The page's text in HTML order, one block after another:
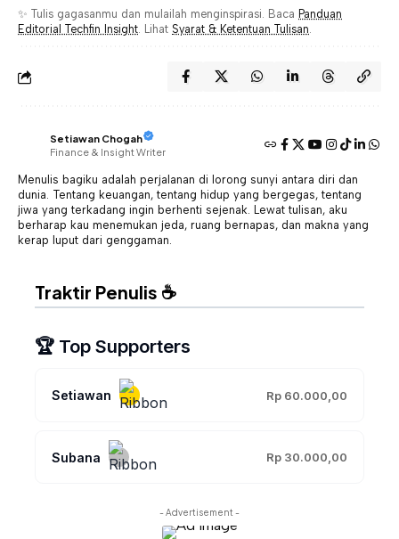
✨ Tulis gagasanmu dan mulailah menginspirasi. Baca Panduan
Editorial Techfin Insight. Lihat Syarat & Ketentuan Tulisan.
Setiawan Chogah
Finance & Insight Writer
Menulis bagiku adalah perjalanan di lorong sunyi antara diri dan
dunia. Tentang keuangan, tentang hidup yang bergegas, tentang
jiwa yang terkadang ingin berhenti sejenak. Lewat tulisan, aku
berharap kau menemukan jeda, ruang bernapas, dan makna yang
kerap luput dari genggaman.
Traktir Penulis ☕
🏆 Top Supporters
Setiawan Rp 60.000,00
Subana Rp 30.000,00
- Advertisement -